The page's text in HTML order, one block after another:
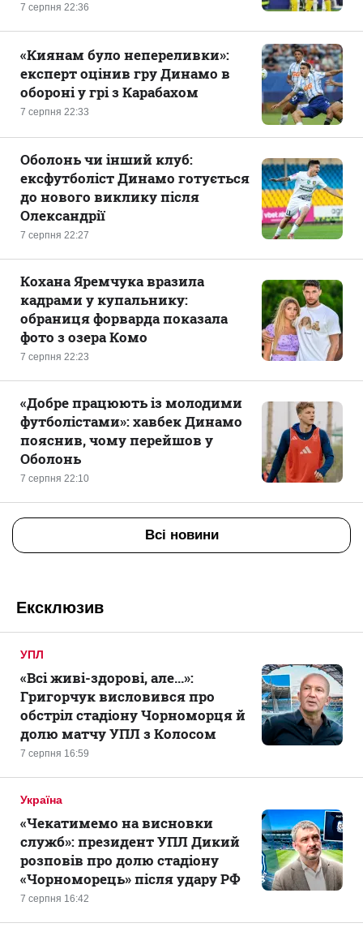
7 серпня 22:36
7 серпня 22:33
«Киянам було непереливки»:
експерт оцінив гру Динамо в
обороні у грі з Карабахом
7 серпня 22:27
Оболонь чи інший клуб:
ексфутболіст Динамо готується
до нового виклику після
Олександрії
7 серпня 22:23
Кохана Яремчука вразила
кадрами у купальнику:
обраниця форварда показала
фото з озера Комо
7 серпня 22:10
«Добре працюють із молодими
футболістами»: хавбек Динамо
пояснив, чому перейшов у
Оболонь
Всі новини
Ексклюзив
УПЛ
7 серпня 16:59
«Всі живі-здорові, але...»:
Григорчук висловився про
обстріл стадіону Чорноморця й
долю матчу УПЛ з Колосом
Україна
7 серпня 16:42
«Чекатимемо на висновки
служб»: президент УПЛ Дикий
розповів про долю стадіону
«Чорноморець» після удару РФ